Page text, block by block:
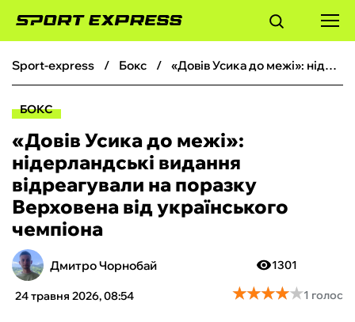
ФУТБОЛ
БОКС
ХОКЕЙ
ТЕНІС
КІБЕРСПОРТ
sport-express бокс «Довів Усика до межі»: нідерландські видання відреагували на поразку Верховена від українського чемпіона
БОКС
«Довів Усика до межі»:
нідерландські видання
відреагували на поразку
Верховена від українського
чемпіона
Дмитро Чорнобай
24 травня 2026, 08:54
1301
★★★★★
★★★★★1 голос